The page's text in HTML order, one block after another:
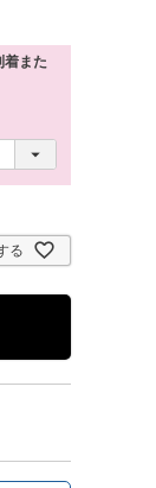
また
る